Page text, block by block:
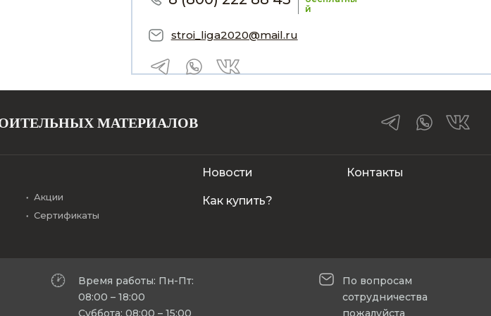
й
stroi_liga2020@mail.ru
МАТЕРИАЛОВ
Акции
Сертификаты
Новости
Как купить?
Контакты
Время работы: Пн-Пт:
08:00 – 18:00
Суббота: 08:00 – 15:00
По вопросам
сотрудничества
пожалуйста